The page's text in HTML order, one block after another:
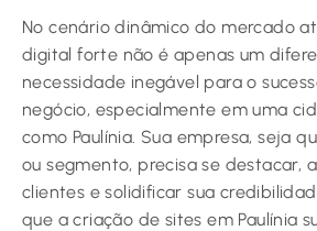
No cenário dinâmico do mercado
digital forte não é apenas um
necessidade inegável para o
negócio, especialmente em uma
como Paulínia. Sua empresa, seja
ou segmento, precisa se destacar,
clientes e solidificar sua
que a criação de sites em Paulínia